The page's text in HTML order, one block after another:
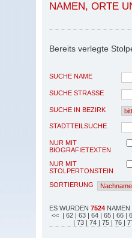
NAMEN, ORTE
Bereits verlegte
SUCHE NAME
SUCHE STRASSE
SUCHE IN BEZIRK
STADTTEILSUCHE
NUR MIT
BIOGRAFIETEXTEN
NUR MIT
STOLPERTONSTEIN
SORTIERUNG
ES WURDEN 7524
<< | 62 | 63 | 64 | 65 | 66 |
| 73 | 74 | 75 | 76 |